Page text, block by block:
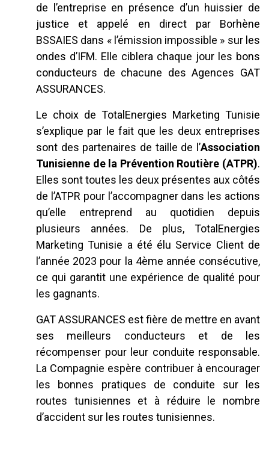
de l’entreprise en présence d’un huissier de
justice et appelé en direct par Borhène
BSSAIES dans « l’émission impossible » sur les
ondes d’IFM. Elle ciblera chaque jour les bons
conducteurs de chacune des Agences GAT
ASSURANCES.
Le choix de TotalEnergies Marketing Tunisie
s’explique par le fait que les deux entreprises
sont des partenaires de taille de l’Association
Tunisienne de la Prévention Routière (ATPR).
Elles sont toutes les deux présentes aux côtés
de l’ATPR pour l’accompagner dans les actions
qu’elle entreprend au quotidien depuis
plusieurs années. De plus, TotalEnergies
Marketing Tunisie a été élu Service Client de
l’année 2023 pour la 4ème année consécutive,
ce qui garantit une expérience de qualité pour
les gagnants.
GAT ASSURANCES est fière de mettre en avant
ses meilleurs conducteurs et de les
récompenser pour leur conduite responsable.
La Compagnie espère contribuer à encourager
les bonnes pratiques de conduite sur les
routes tunisiennes et à réduire le nombre
d’accident sur les routes tunisiennes.